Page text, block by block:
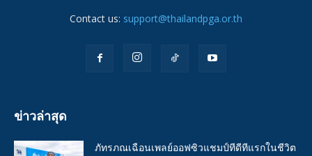
Contact us: support@thailandpga.or.th
ข่าวล่าสุด
ภัทรภณเฉือนเพลย์ออฟซิวแชมป์ทีดีทีแรกในชีวิต